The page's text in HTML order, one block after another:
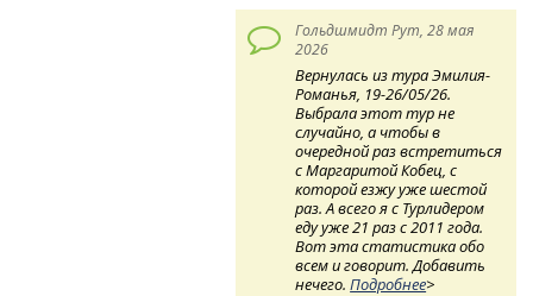
Гольдшмидт Рут, 28 мая
2026
Вернулась из тура Эмилия-
Романья, 19-26/05/26.
Выбрала этот тур не
случайно, а чтобы в
очередной раз встретиться
с Маргаритой Кобец, с
которой езжу уже шестой
раз. А всего я с Турлидером
еду уже 21 раз с 2011 года.
Вот эта статистика обо
всем и говорит. Добавить
нечего.Подробнее>